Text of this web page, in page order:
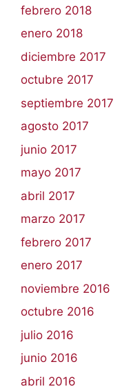
febrero 2018
enero 2018
diciembre 2017
octubre 2017
septiembre 2017
agosto 2017
junio 2017
mayo 2017
abril 2017
marzo 2017
febrero 2017
enero 2017
noviembre 2016
octubre 2016
julio 2016
junio 2016
abril 2016